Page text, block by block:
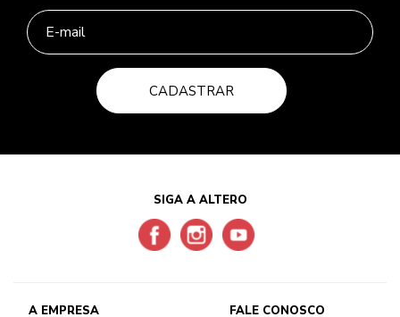
CADASTRAR
SIGA A ALTERO
A EMPRESA FALE CONOSCO